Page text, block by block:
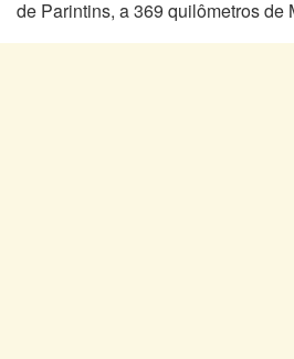
de Parintins, a 369 quilômetros de